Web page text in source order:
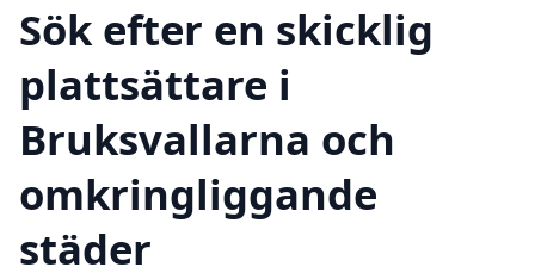
Sök efter en skicklig
plattsättare i
Bruksvallarna och
omkringliggande
städer